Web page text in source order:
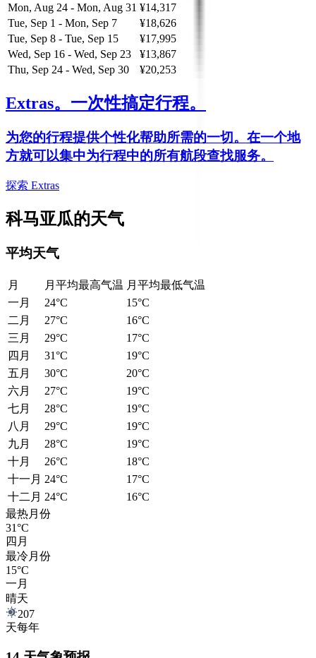
Mon, Aug 24 - Mon, Aug 31 ¥14,317
Tue, Sep 1 - Mon, Sep 7
¥18,626
Tue, Sep 8 - Tue, Sep 15
¥17,995
Wed, Sep 16 - Wed, Sep 23
¥13,867
Thu, Sep 24 - Wed, Sep 30
¥20,253
Extras。 一次性搞定行程。
为您的行程提供个性化帮助所需的一切。在一个地
方就可以集中为行程中的所有航段查找服务。
探索 Extras
科马亚瓜的天气
平均天气
月 月平均最高气温 月平均最低气温
一月
24°C
15°C
二月
27°C
16°C
三月
29°C
17°C
四月
31°C
19°C
五月
30°C
20°C
六月
27°C
19°C
七月
28°C
19°C
八月
29°C
19°C
九月
28°C
19°C
十月
26°C
18°C
十一月 24°C
17°C
十二月 24°C
16°C
最热月份
31°C
四月
最冷月份
15°C
一月
晴天
207
天每年